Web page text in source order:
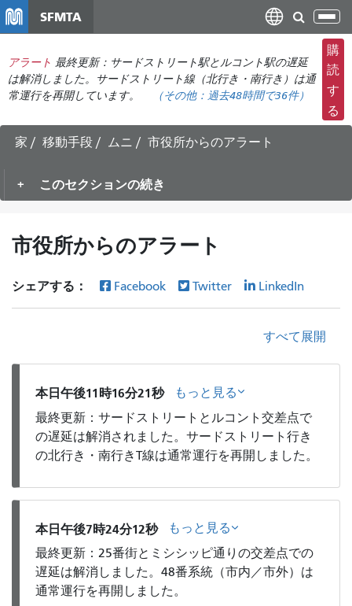
コ
ン
テ
ン
ツ
動
SFMTA
ナ
ビ
ゲ
ー
シ
ョ
り
アラート 最終更新：サードストリート駅とルコント駅の遅延
は解消しました。サードストリート線（北行き・南行き）は通
常運行を再開しています。
（その他： 過去48時間で36件）
購
読
す
る
家 移動手段 ムニ 市役所からのアラート
このセクションの続き
市役所からのアラート
シェアする： Facebook Twitter LinkedIn
すべて展開
本日午後11時16分21秒
もっと見る
最終更新：サードストリートとルコント交差点で
の遅延は解消されました。サードストリート行き
の北行き・南行きT線は通常運行を再開しました。
本日午後7時24分12秒
もっと見る
最終更新：25番街とミシシッピ通りの交差点での
遅延は解消しました。48番系統（市内／市外）は
通常運行を再開しました。